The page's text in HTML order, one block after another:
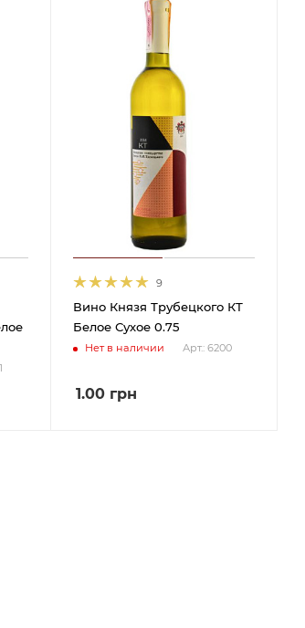
9
Вино Князя Трубецкого КТ
Белое Сухое 0.75
Нет в наличии Арт.: 6200
1.00грн